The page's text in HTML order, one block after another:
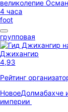
4 часа
foot
групповая
Джихангир
4,93
Рейтинг
НовоеДолмабахче
империи